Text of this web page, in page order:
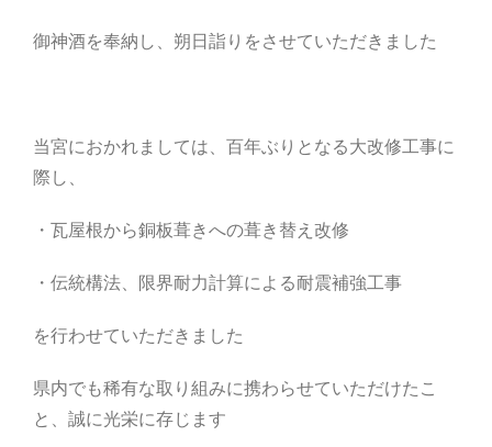
御神酒を奉納し、朔日詣りをさせていただきました
当宮におかれましては、百年ぶりとなる大改修工事に
際し、
・瓦屋根から銅板葺きへの葺き替え改修
・伝統構法、限界耐力計算による耐震補強工事
を行わせていただきました
県内でも稀有な取り組みに携わらせていただけたこ
と、誠に光栄に存じます